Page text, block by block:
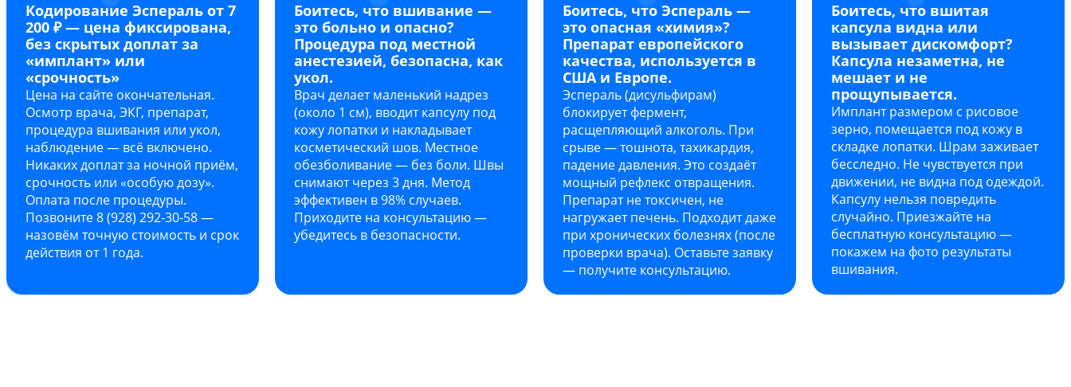
Кодирование Эспераль от 7
200 ₽ — цена фиксирована,
без скрытых доплат за
«имплант» или
«срочность»
Цена на сайте окончательная.
Осмотр врача, ЭКГ, препарат,
процедура вшивания или укол,
наблюдение — всё включено.
Никаких доплат за ночной приём,
срочность или «особую дозу».
Оплата после процедуры.
Позвоните 8 (928) 292-30-58 —
назовём точную стоимость и срок
действия от 1 года.
Боитесь, что вшивание —
это больно и опасно?
Процедура под местной
анестезией, безопасна, как
укол.
Врач делает маленький надрез
(около 1 см), вводит капсулу под
кожу лопатки и накладывает
косметический шов. Местное
обезболивание — без боли. Швы
снимают через 3 дня. Метод
эффективен в 98% случаев.
Приходите на консультацию —
убедитесь в безопасности.
Боитесь, что Эспераль —
это опасная «химия»?
Препарат европейского
качества, используется в
США и Европе.
Эспераль (дисульфирам)
блокирует фермент,
расщепляющий алкоголь. При
срыве — тошнота, тахикардия,
падение давления. Это создаёт
мощный рефлекс отвращения.
Препарат не токсичен, не
нагружает печень. Подходит даже
при хронических болезнях (после
проверки врача). Оставьте заявку
— получите консультацию.
Боитесь, что вшитая
капсула видна или
вызывает дискомфорт?
Капсула незаметна, не
мешает и не
прощупывается.
Имплант размером с рисовое
зерно, помещается под кожу в
складке лопатки. Шрам заживает
бесследно. Не чувствуется при
движении, не видна под одеждой.
Капсулу нельзя повредить
случайно. Приезжайте на
бесплатную консультацию —
покажем на фото результаты
вшивания.